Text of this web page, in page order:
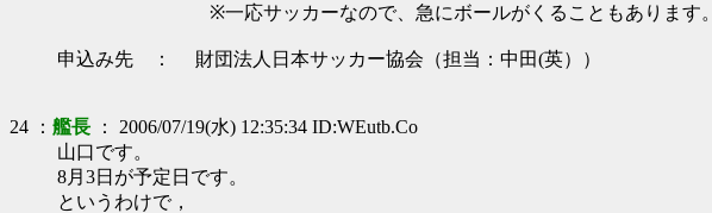
※一応サッカーなので、急にボールがくることもあります。
申込み先 ： 財団法人日本サッカー協会（担当：中田(英））
24 ： 艦長 ： 2006/07/19(水) 12:35:34 ID:WEutb.Co
山口です。
8月3日が予定日です。
というわけで，